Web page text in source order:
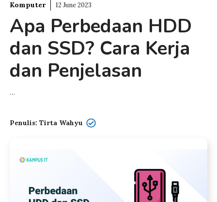
Komputer 12 June 2023
Apa Perbedaan HDD
dan SSD? Cara Kerja
dan Penjelasan
…
Penulis: Tirta Wahyu